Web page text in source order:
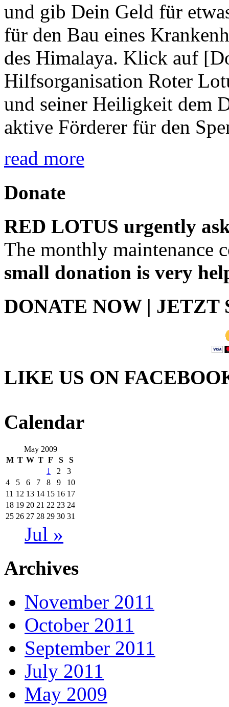
und gib Dein Geld für
für den Bau eines
des Himalaya. Klick auf
Hilfsorganisation Roter
und seiner Heiligkeit dem
aktive Förderer für den
read more
Donate
RED LOTUS urgently
The monthly maintenance
small donation is very
DONATE NOW | JETZT
LIKE US ON
Calendar
May 2009
M T W T F S
S
1
2
3
4
5 6 7 8 9
10
11 12 13 14 15 16 17
18 19 20 21 22 23 24
25 26 27 28 29 30 31
Jul »
Archives
November 2011
October 2011
September 2011
July 2011
May 2009